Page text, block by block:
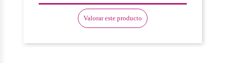
Valorar este producto